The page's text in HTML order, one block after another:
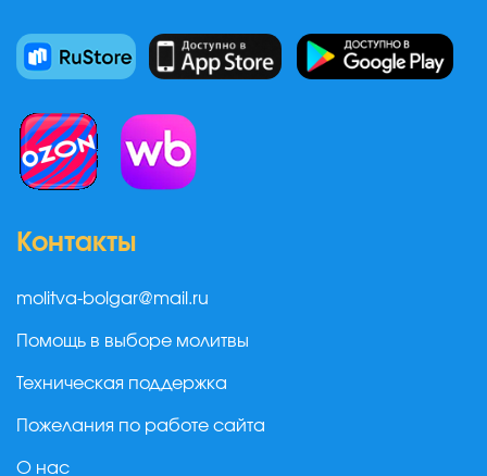
Контакты
molitva-bolgar@mail.ru
Помощь в выборе молитвы
Техническая поддержка
Пожелания по работе сайта
О нас